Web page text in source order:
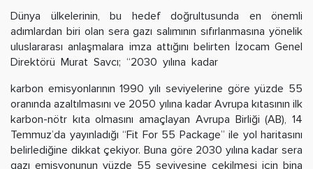
Dünya ülkelerinin, bu hedef doğrultusunda en önemli
adımlardan biri olan sera gazı salımının sıfırlanmasına yönelik
uluslararası anlaşmalara imza attığını belirten İzocam Genel
Direktörü Murat Savcı; “2030 yılına kadar
karbon emisyonlarının 1990 yılı seviyelerine göre yüzde 55
oranında azaltılmasını ve 2050 yılına kadar Avrupa kıtasının ilk
karbon-nötr kıta olmasını amaçlayan Avrupa Birliği (AB), 14
Temmuz’da yayınladığı “Fit For 55 Package” ile yol haritasını
belirlediğine dikkat çekiyor. Buna göre 2030 yılına kadar sera
gazı emisyonunun yüzde 55 seviyesine çekilmesi için bina